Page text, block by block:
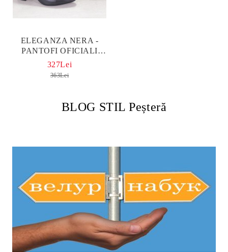
ELEGANZA NERA -
PANTOFI OFICIALI
DAMA PATENTATI CU
EFECT CROCO - MODEL
327Lei
363Lei
BLOG STIL Peșteră